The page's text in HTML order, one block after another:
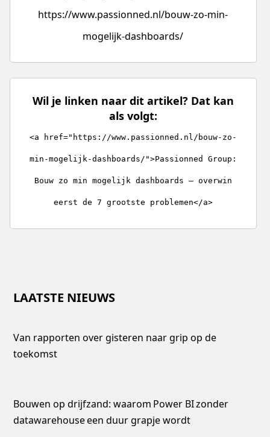
https://www.passionned.nl/bouw-zo-min-
mogelijk-dashboards/
Wil je linken naar dit artikel? Dat kan
als volgt:
<a href="https://www.passionned.nl/bouw-zo-
min-mogelijk-dashboards/">Passionned Group:
Bouw zo min mogelijk dashboards – overwin
eerst de 7 grootste problemen</a>
LAATSTE NIEUWS
Van rapporten over gisteren naar grip op de
toekomst
Bouwen op drijfzand: waarom Power BI zonder
datawarehouse een duur grapje wordt